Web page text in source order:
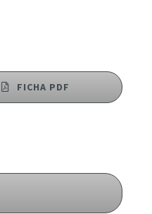
FICHA PDF